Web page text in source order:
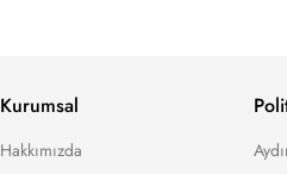
Kurumsal
Hakkımızda